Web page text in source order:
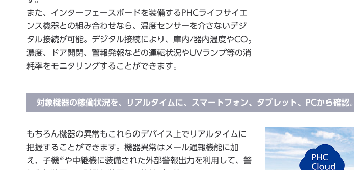
また、インターフェースボードを装備するPHCライフサイエ
ンス機器との組み合わせなら、温度センサーを介さないデジ
タル接続が可能。デジタル接続により、庫内/器内温度やCO 2
濃度、ドア開閉、警報発報などの運転状況やUVランプ等の消
耗率をモニタリングすることができます。
対象機器の稼働状況を、リアルタイムに、スマートフォン、タブレット、PCから確認。
もちろん機器の異常もこれらのデバイス上でリアルタイムに
把握することができます。機器異常はメール通報機能に加
え、子機※ や中継機に装備された外部警報出力を利用して、警